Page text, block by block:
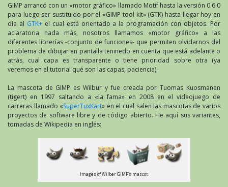
GIMP arrancó con un «motor gráfico» llamado Motif hasta la versión 0.6.0
para luego ser sustituido por el «GIMP tool kit» (GTK) hasta llegar hoy en
día al GTK+el cual está orientado a la programación con objetos. Por
aclaratoria nada más, nosotros llamamos «motor gráfico» a las
diferentes librerías -conjunto de funciones- que permiten olvidarnos del
problema de dibujar en pantalla teninedo en cuenta que está adelante o
atrás, cual capa es transparente o tiene prioridad sobre otra (ya
veremos en el tutorial qué son las capas, paciencia).
La mascota de GIMP es Wilbur y fue creada por Tuomas Kuosmanen
(tigert) en 1997 saltando a «la fama» en 2008 en el videojuego de
carreras llamado «SuperTuxKart» en el cual salen las mascotas de varios
proyectos de software libre y de código abierto. He aquí sus variantes,
tomadas de Wikipedia en inglés:
Images of Wilber GIMP’s mascot.